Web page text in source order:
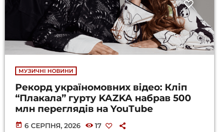
МУЗИЧНІ НОВИНИ
Рекорд україномовних відео: Кліп
“Плакала” гурту KAZKA набрав 500
млн переглядів на YouTube
today 6 СЕРПНЯ, 2026 17